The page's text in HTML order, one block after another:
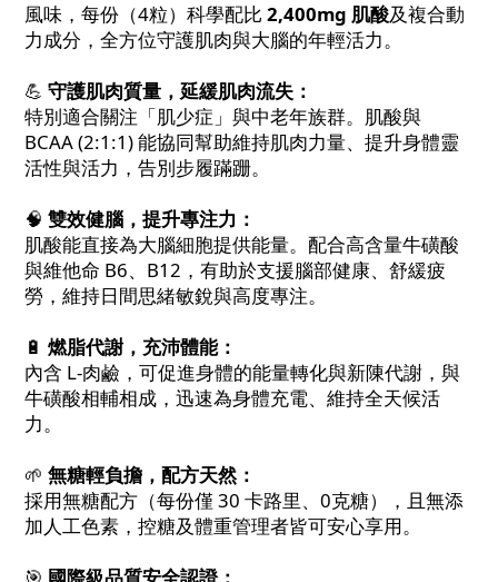
風味，每份（4粒）科學配比 2,400mg 肌酸及複合動
力成分，全方位守護肌肉與大腦的年輕活力。
💪 守護肌肉質量，延緩肌肉流失：
特別適合關注「肌少症」與中老年族群。肌酸與
BCAA (2:1:1) 能協同幫助維持肌肉力量、提升身體靈
活性與活力，告別步履蹣跚。
🧠 雙效健腦，提升專注力：
肌酸能直接為大腦細胞提供能量。配合高含量牛磺酸
與維他命 B6、B12，有助於支援腦部健康、舒緩疲
勞，維持日間思緒敏銳與高度專注。
🔋 燃脂代謝，充沛體能：
內含 L-肉鹼，可促進身體的能量轉化與新陳代謝，與
牛磺酸相輔相成，迅速為身體充電、維持全天候活
力。
🌱 無糖輕負擔，配方天然：
採用無糖配方（每份僅 30 卡路里、0克糖），且無添
加人工色素，控糖及體重管理者皆可安心享用。